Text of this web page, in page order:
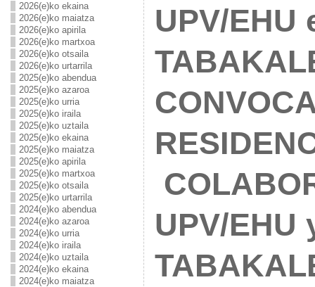
2026(e)ko ekaina
2026(e)ko maiatza
2026(e)ko apirila
2026(e)ko martxoa
2026(e)ko otsaila
2026(e)ko urtarrila
2025(e)ko abendua
2025(e)ko azaroa
2025(e)ko urria
2025(e)ko iraila
2025(e)ko uztaila
2025(e)ko ekaina
2025(e)ko maiatza
2025(e)ko apirila
2025(e)ko martxoa
2025(e)ko otsaila
2025(e)ko urtarrila
2024(e)ko abendua
2024(e)ko azaroa
2024(e)ko urria
2024(e)ko iraila
2024(e)ko uztaila
2024(e)ko ekaina
2024(e)ko maiatza
UPV/EHU
UPV/EHU